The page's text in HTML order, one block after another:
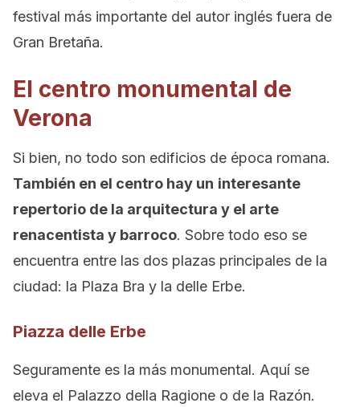
festival más importante del autor inglés fuera de
Gran Bretaña.
El centro monumental de
Verona
Si bien, no todo son edificios de época romana.
También en el centro hay un interesante
repertorio de la arquitectura y el arte
renacentista y barroco. Sobre todo eso se
encuentra entre las dos plazas principales de la
ciudad: la Plaza Bra y la delle Erbe.
Piazza delle Erbe
Seguramente es la más monumental. Aquí se
eleva el Palazzo della Ragione o de la Razón.